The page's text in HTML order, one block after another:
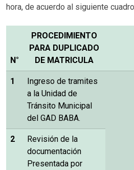
hora, de acuerdo al siguiente
N°
PROCEDIMIENTO
PARA DUPLICADO
DE MATRICULA
1
Ingreso de tramites
a la Unidad de
Tránsito Municipal
del GAD BABA.
2
Revisión de la
documentación
Presentada por